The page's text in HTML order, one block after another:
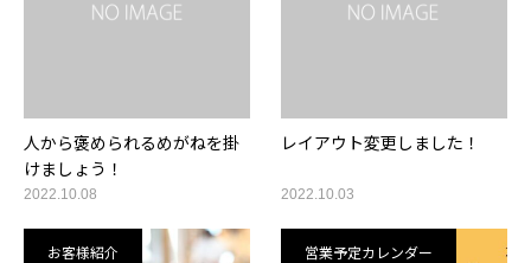
人から褒められるめがねを掛
けましょう！
2022.10.08
レイアウト変更しました！
2022.10.03
お客様紹介 営業予定カレンダー